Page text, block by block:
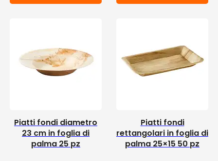
Piatti fondi diametro
23 cm in foglia di
palma 25 pz
Piatti fondi
rettangolari in foglia di
palma 25×15 50 pz